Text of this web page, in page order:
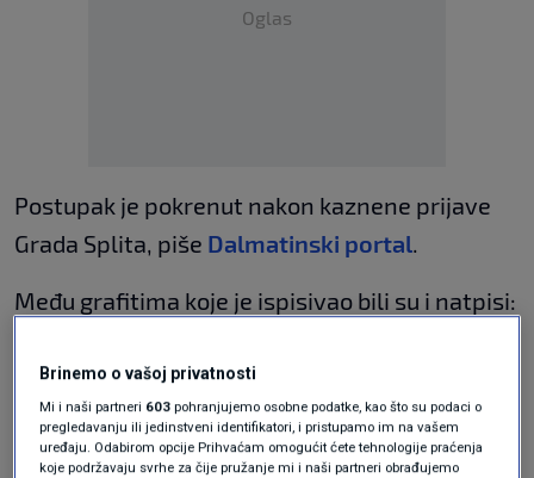
Oglas
Postupak je pokrenut nakon kaznene prijave
Grada Splita, piše Dalmatinski portal.
Među grafitima koje je ispisivao bili su i natpisi:
"Milanoviću, vrati bistu Tuđmanovu" te
"Milanović, Hajdaš i Možemo izdajnici
Hrvatske".
Brinemo o vašoj privatnosti
Mi i naši partneri 603 pohranjujemo osobne podatke, kao što su podaci o
pregledavanju ili jedinstveni identifikatori, i pristupamo im na vašem
uređaju. Odabirom opcije Prihvaćam omogućit ćete tehnologije praćenja
koje podržavaju svrhe za čije pružanje mi i naši partneri obrađujemo